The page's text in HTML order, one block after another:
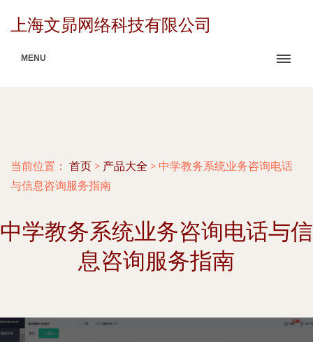
上海文昴网络科技有限公司
MENU
当前位置： 首页 > 产品大全 > 中学教务系统业务咨询电话
与信息咨询服务指南
中学教务系统业务咨询电话与信
息咨询服务指南